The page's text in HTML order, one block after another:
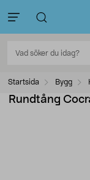
Startsida Bygg
Rundtång